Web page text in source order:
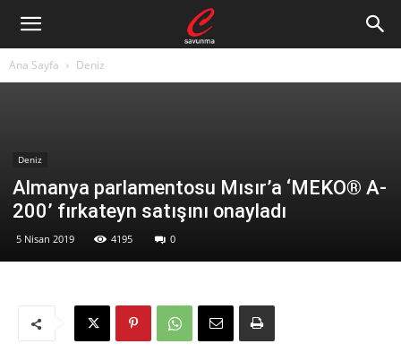
Ana Sayfa Deniz
Deniz
Almanya parlamentosu Mısır’a ‘MEKO® A-
200’ fırkateyn satışını onayladı
5 Nisan 2019 4195 0